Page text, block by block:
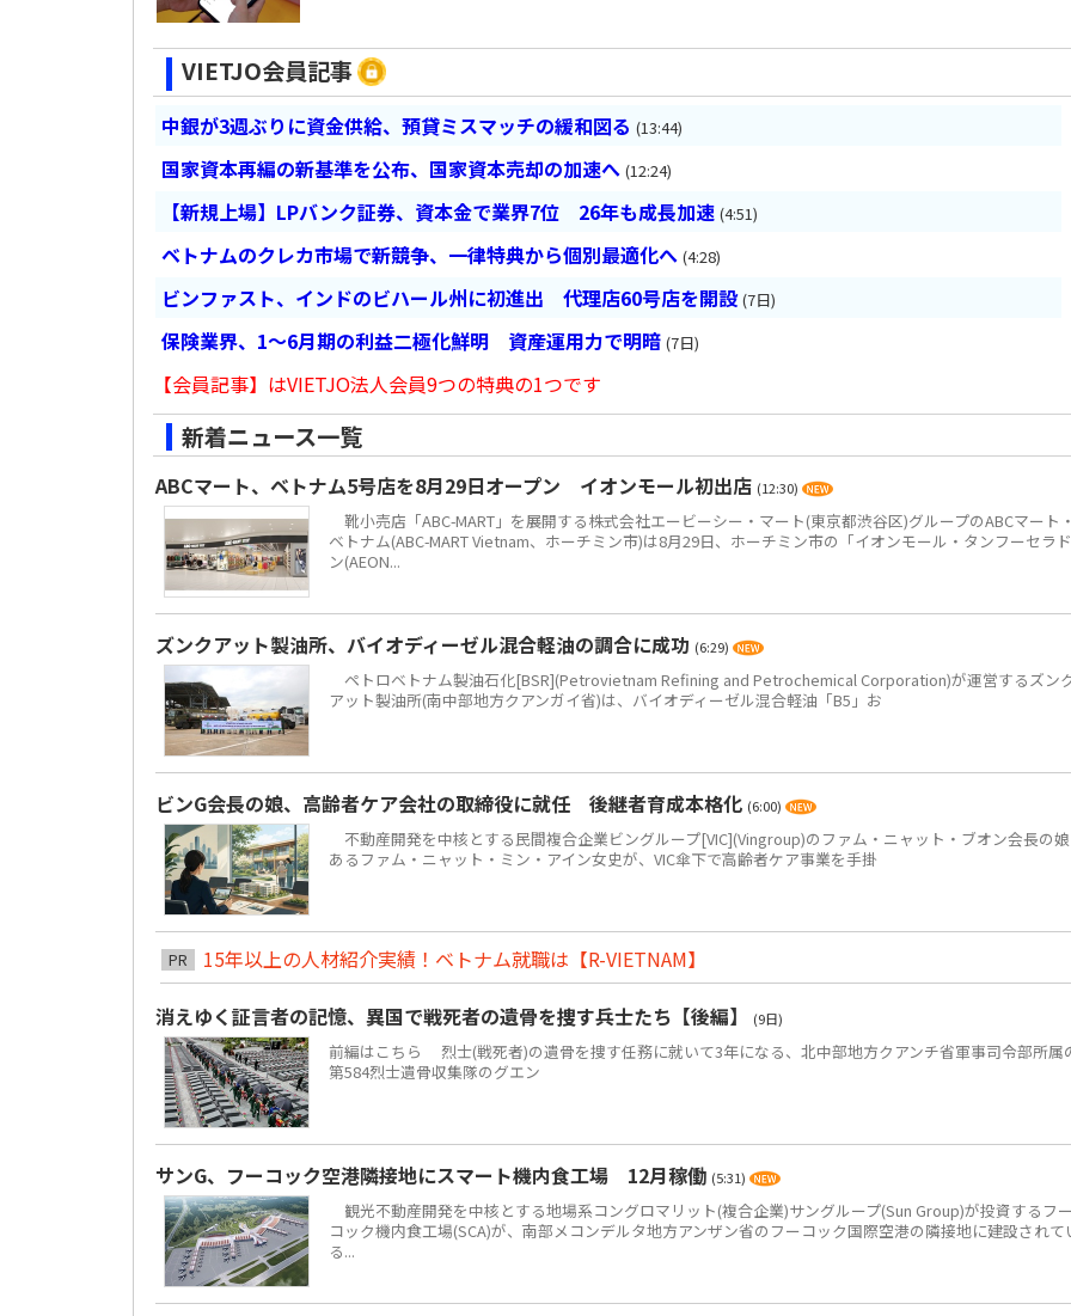
VIETJO会員記事
中銀が3週ぶりに資金供給、預貸ミスマッチの緩和図る (13:44)
国家資本再編の新基準を公布、国家資本売却の加速へ (12:24)
【新規上場】LPバンク証券、資本金で業界7位 26年も成長加速 (4:51)
ベトナムのクレカ市場で新競争、一律特典から個別最適化へ (4:28)
ビンファスト、インドのビハール州に初進出 代理店60号店を開設 (7日)
保険業界、1～6月期の利益二極化鮮明 資産運用力で明暗 (7日)
【会員記事】はVIETJO法人会員9つの特典の1つです
新着ニュース一覧
ABCマート、ベトナム5号店を8月29日オープン イオンモール初出店 (12:30)
靴小売店「ABC-MART」を展開する株式会社エービーシー・マート(東京都渋谷区)グループのABCマート
ベトナム(ABC-MART Vietnam、ホーチミン市)は8月29日、ホーチミン市の「イオンモール・タンフーセラド
ン(AEON...
ズンクアット製油所、バイオディーゼル混合軽油の調合に成功 (6:29)
ペトロベトナム製油石化[BSR](Petrovietnam Refining and Petrochemical Corporation)が運営するズン
アット製油所(南中部地方クアンガイ省)は、バイオディーゼル混合軽油「B5」お
ビンG会長の娘、高齢者ケア会社の取締役に就任 後継者育成本格化 (6:00)
不動産開発を中核とする民間複合企業ビングループ[VIC](Vingroup)のファム・ニャット・ブオン会長の
あるファム・ニャット・ミン・アイン女史が、VIC傘下で高齢者ケア事業を手掛
PR
15年以上の人材紹介実績！ベトナム就職は【R-VIETNAM】
消えゆく証言者の記憶、異国で戦死者の遺骨を捜す兵士たち【後編】
(9日)
前編はこちら 烈士(戦死者)の遺骨を捜す任務に就いて3年になる、北中部地方クアンチ省軍事司令部所属
第584烈士遺骨収集隊のグエン
サンG、フーコック空港隣接地にスマート機内食工場 12月稼働 (5:31)
観光不動産開発を中核とする地場系コングロマリット(複合企業)サングループ(Sun Group)が投資するフ
コック機内食工場(SCA)が、南部メコンデルタ地方アンザン省のフーコック国際空港の隣接地に建設されて
る...